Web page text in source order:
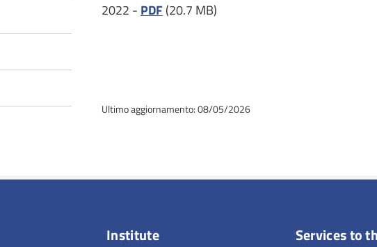
2022 - PDF(20.7 MB)
Ultimo aggiornamento: 08/05/2026
Institute Services to